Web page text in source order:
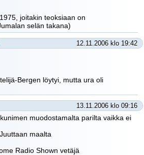
joitakin teoksiaan on
selän takana)
12.11.2006 klo 19:42
Bergen löytyi, mutta ura oli
13.11.2006 klo 09:16
muodostamalta parilta vaikka ei
maalta
Radio Shown vetäjä